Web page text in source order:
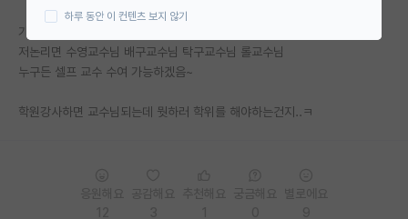
연구실(PI) 홍보 게시판
석박사 채용 정보 게시판
임용 정보 게시판
가르치는 사람이니 교수라고 우기는데
저논리면 수영교수님 배구교수님 탁구교수님 롤교수님
누구든 셀프 교수 수여 가능하겠음~
학원강사하면 교수님되는데 뭣하러 학위를 해야하는건지..ㅋ
하루 동안 이 컨텐츠 보지 않기